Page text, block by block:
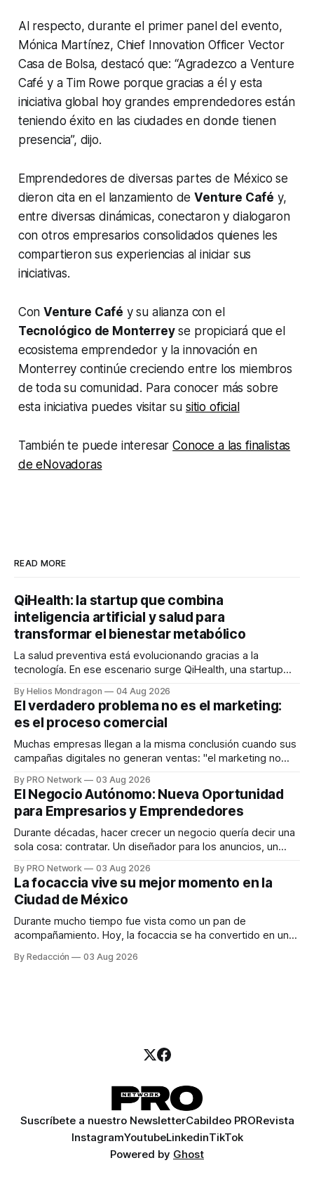
Al respecto, durante el primer panel del evento,
Mónica Martínez, Chief Innovation Officer Vector
Casa de Bolsa, destacó que: “Agradezco a Venture
Café y a Tim Rowe porque gracias a él y esta
iniciativa global hoy grandes emprendedores están
teniendo éxito en las ciudades en donde tienen
presencia”, dijo.
Emprendedores de diversas partes de México se
dieron cita en el lanzamiento deVenture Café y,
entre diversas dinámicas, conectaron y dialogaron
con otros empresarios consolidados quienes les
compartieron sus experiencias al iniciar sus
iniciativas.
ConVenture Café y su alianza con el
Tecnológico de Monterreyse propiciará que el
ecosistema emprendedor y la innovación en
Monterrey continúe creciendo entre los miembros
de toda su comunidad. Para conocer más sobre
esta iniciativa puedes visitar su sitio oficial
También te puede interesarConoce a las finalistas
de eNovadoras
READ MORE
QiHealth: la startup que combina
inteligencia artificial y salud para
transformar el bienestar metabólico
La salud preventiva está evolucionando gracias a la
tecnología. En ese escenario surge QiHealth, una startup
dispositivos inteligentes, inteligencia artificial y monitoreo
en tiempo real para ayudar a las personas a tomar mejores
decisiones sobre su salud metabólica. Su propuesta busca
responder
By Helios Mondragon 04 Aug 2026
El verdadero problema no es el marketing:
es el proceso comercial
Muchas empresas llegan a la misma conclusión cuando sus
campañas digitales no generan ventas: "el marketing no
INTERIUS, el problema suele estar en otro lugar. Durante
una entrevista para el podcast SER PRO, el especialista en
marketing digital explicó que
By PRO Network 03 Aug 2026
El Negocio Autónomo: Nueva Oportunidad
para Empresarios y Emprendedores
Durante décadas, hacer crecer un negocio quería decir una
sola cosa: contratar. Un diseñador para los anuncios, un
para los textos, alguien que supiera de publicidad digital
para encontrar prospectos, un vendedor para atender
llamadas y mensajes, y —con suerte— una persona
By PRO Network 03 Aug 2026
La focaccia vive su mejor momento en la
Ciudad de México
Durante mucho tiempo fue vista como un pan de
acompañamiento. Hoy, la focaccia se ha convertido en uno
artesanal, ingredientes de calidad y experiencias que
By Redacción 03 Aug 2026
Suscríbete a nuestro NewsletterCabildeo PRORevista
InstagramYoutubeLinkedinTikTok
Powered by Ghost